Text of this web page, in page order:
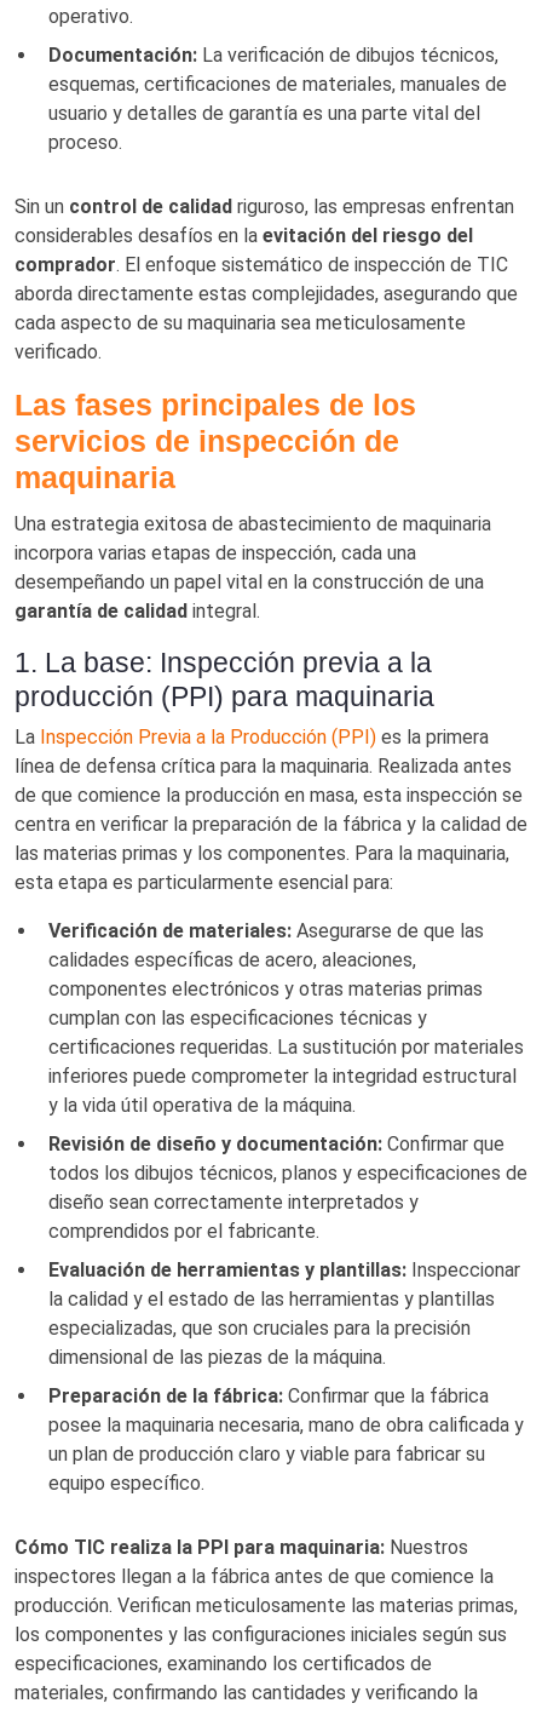
operativo.
Documentación: La verificación de dibujos técnicos,
esquemas, certificaciones de materiales, manuales de
usuario y detalles de garantía es una parte vital del
proceso.
Sin un control de calidad riguroso, las empresas enfrentan
considerables desafíos en la evitación del riesgo del
comprador. El enfoque sistemático de inspección de TIC
aborda directamente estas complejidades, asegurando que
cada aspecto de su maquinaria sea meticulosamente
verificado.
Las fases principales de los
servicios de inspección de
maquinaria
Una estrategia exitosa de abastecimiento de maquinaria
incorpora varias etapas de inspección, cada una
desempeñando un papel vital en la construcción de una
garantía de calidad integral.
1. La base: Inspección previa a la
producción (PPI) para maquinaria
La Inspección Previa a la Producción (PPI) es la primera
línea de defensa crítica para la maquinaria. Realizada antes
de que comience la producción en masa, esta inspección se
centra en verificar la preparación de la fábrica y la calidad de
las materias primas y los componentes. Para la maquinaria,
esta etapa es particularmente esencial para:
Verificación de materiales: Asegurarse de que las
calidades específicas de acero, aleaciones,
componentes electrónicos y otras materias primas
cumplan con las especificaciones técnicas y
certificaciones requeridas. La sustitución por materiales
inferiores puede comprometer la integridad estructural
y la vida útil operativa de la máquina.
Revisión de diseño y documentación: Confirmar que
todos los dibujos técnicos, planos y especificaciones de
diseño sean correctamente interpretados y
comprendidos por el fabricante.
Evaluación de herramientas y plantillas: Inspeccionar
la calidad y el estado de las herramientas y plantillas
especializadas, que son cruciales para la precisión
dimensional de las piezas de la máquina.
Preparación de la fábrica: Confirmar que la fábrica
posee la maquinaria necesaria, mano de obra calificada y
un plan de producción claro y viable para fabricar su
equipo específico.
Cómo TIC realiza la PPI para maquinaria: Nuestros
inspectores llegan a la fábrica antes de que comience la
producción. Verifican meticulosamente las materias primas,
los componentes y las configuraciones iniciales según sus
especificaciones, examinando los certificados de
materiales, confirmando las cantidades y verificando la